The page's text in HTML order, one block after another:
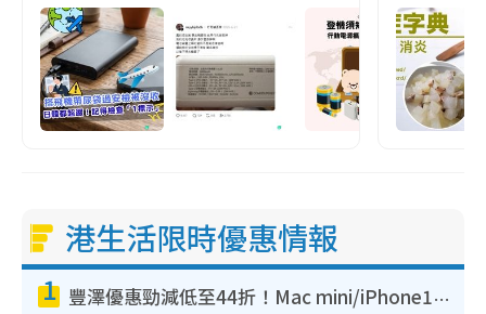
港生活限時優惠情報
1 豐澤優惠勁減低至44折！Mac mini/iPhone17Pro大減價！廚房家電$220起